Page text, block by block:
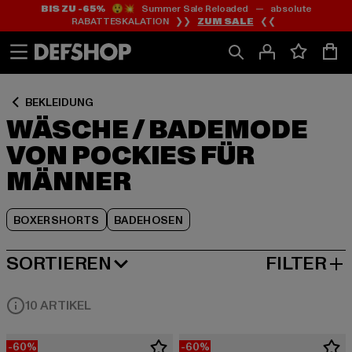
Zum
Inhalt
springen
Zum
Fußzeile
springen
BIS ZU -65%😲💥 Summer Sale Reloaded — absolute
RABATTESKALATION ❯❯ ZUM SALE ❮❮
BEKLEIDUNG
WÄSCHE / BADEMODE
VON POCKIES FÜR
MÄNNER
BOXERSHORTS BADEHOSEN
Zum
Produktraster
springen
SORTIEREN
BELIEBTESTE FILTER
10 ARTIKEL
-60% -60%